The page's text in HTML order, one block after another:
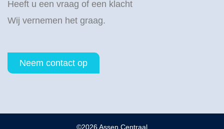
Heeft u een vraag of een klacht
Wij vernemen het graag.
Neem contact op
©2026 Assen Centraal